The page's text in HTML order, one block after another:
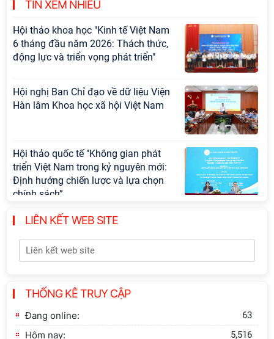
TIN XEM NHIỀU
cấp Bộ
Hội thảo khoa học "Kinh tế Việt Nam
6 tháng đầu năm 2026: Thách thức,
động lực và triển vọng phát triển"
Hội nghị Ban Chỉ đạo về dữ liệu Viện
Hàn lâm Khoa học xã hội Việt Nam
Hội thảo quốc tế "Không gian phát
triển Việt Nam trong kỷ nguyên mới:
Định hướng chiến lược và lựa chọn
chính sách”
Khai quật công trường khai thác đá
Tôn
sinh đào tạo trình độ tiến sĩ đợt 1
LIÊN KẾT WEB SITE
THỐNG KÊ TRUY CẬP
Đang online: 63
Hôm nay: 5,516